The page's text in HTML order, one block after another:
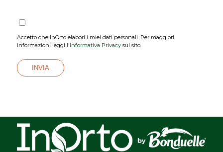
Accetto che InOrto elabori i miei dati personali. Per maggiori
informazioni leggi l'Informativa Privacysul sito.